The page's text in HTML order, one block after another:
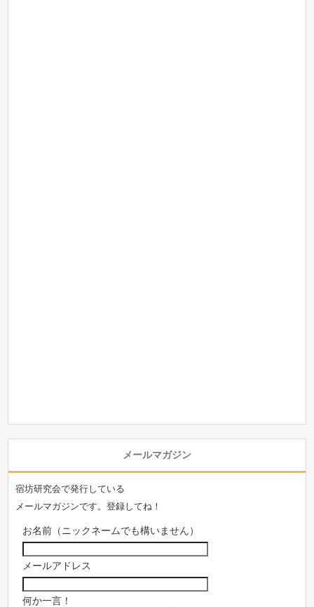
メールマガジン
宿坊研究会で発行している
メールマガジンです。登録してね！
お名前（ニックネームでも構いません）
メールアドレス
何か一言！